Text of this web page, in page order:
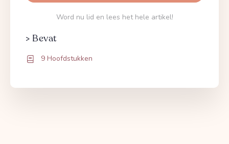
Word nu lid en lees het hele artikel!
> Bevat
9 Hoofdstukken